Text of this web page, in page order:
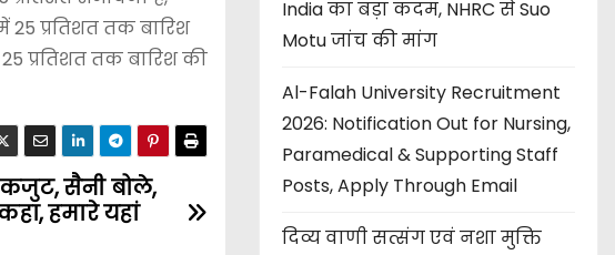
प्रतिशत तक बारिश
प्रतिशत तक बारिश की
सैनी बोले,
हमारे यहां
India का बड़ा कदम, NHRC से Suo
Motu जांच की मांग
Al-Falah University Recruitment
2026: Notification Out for Nursing,
Paramedical & Supporting Staff
Posts, Apply Through Email
दिव्य वाणी सत्संग एवं नशा मुक्ति